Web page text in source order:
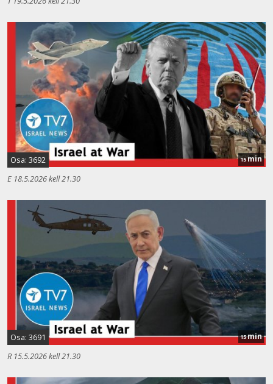
Osa: 3692 15min
E 18.5.2026 kell 21.30
Osa: 3691 15min
R 15.5.2026 kell 21.30